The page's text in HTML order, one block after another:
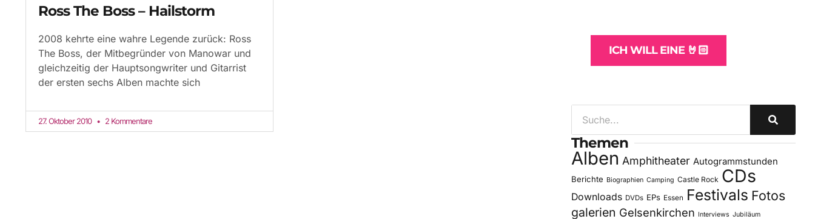
Ross The Boss – Hailstorm
2008 kehrte eine wahre Legende zurück: Ross
The Boss, der Mitbegründer von Manowar und
gleichzeitig der Hauptsongwriter und Gitarrist
der ersten sechs Alben machte sich
27. Oktober 2010 2 Kommentare
ICH WILL EINE 🤘🏻
Themen
Alben Amphitheater Autogrammstunden
Berichte Biographien Camping Castle Rock CDs
Downloads DVDs EPs Essen Festivals Fotos
galerien Gelsenkirchen Interviews Jubiläum